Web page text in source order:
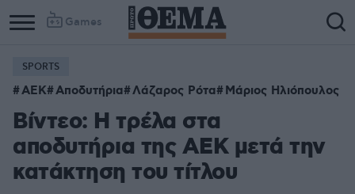
Games
SPORTS
ΑΕΚ Αποδυτήρια Λάζαρος Ρότα Μάριος Ηλιόπουλος
Βίντεο: Η τρέλα στα
αποδυτήρια της ΑΕΚ μετά την
κατάκτηση του τίτλου